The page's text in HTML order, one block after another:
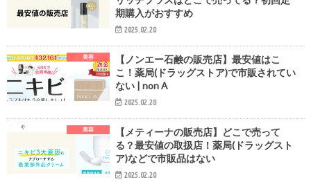
期購入がおすすめ
2025.02.20
美容
【ノンエー石鹸の販売店】最安値はこ
こ！薬局(ドラッグストア)で市販されてい
ない | non A
2025.02.20
美容
【メティーナの販売店】どこで売って
る？最安値の取扱店！薬局(ドラッグスト
ア)などで市販品はない
2025.02.20